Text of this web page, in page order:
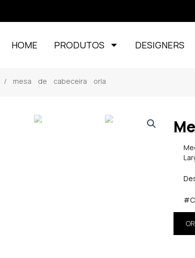
HOME PRODUTOS DESIGNERS
/ mesa de cabeceira orla